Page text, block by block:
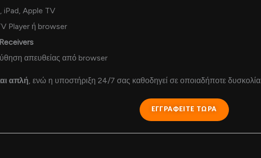
iPad, Apple TV
Player ή browser
απευθείας από browser
απλή , ενώ η υποστήριξη 24/7 σας καθοδηγεί σε οποιαδήποτε δυσκολία.
ΕΓΓΡΑΦΕΙΤΕ ΤΩΡΑ